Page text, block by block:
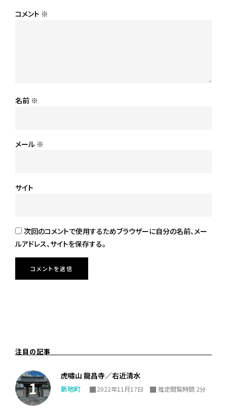
コメント ※
名前 ※
メール ※
サイト
次回のコメントで使用するためブラウザーに自分の名前、メー
ルアドレス、サイトを保存する。
注目の記事
虎嘯山 龍昌寺／右近清水
新地町 2022年11月17日 推定閲覧時間 2分